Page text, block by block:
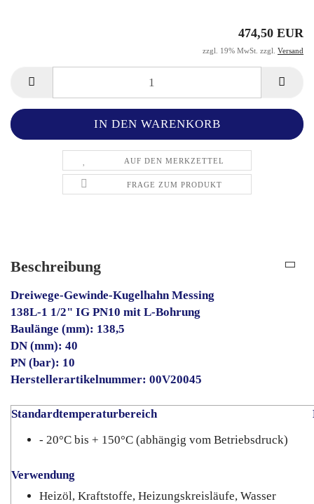
474,50 EUR
zzgl. 19% MwSt. zzgl. Versand
AUF DEN MERKZETTEL
FRAGE ZUM PRODUKT
Beschreibung
Dreiwege-Gewinde-Kugelhahn Messing
138L-1 1/2" IG PN10 mit L-Bohrung
Baulänge (mm): 138,5
DN (mm): 40
PN (bar): 10
Herstellerartikelnummer: 00V20045
Standardtemperaturbereich
- 20°C bis + 150°C (abhängig vom Betriebsdruck)
Verwendung
Heizöl, Kraftstoffe, Heizungskreisläufe, Wasser